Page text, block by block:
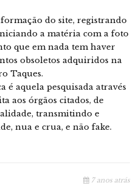
do site, registrando
a matéria com a foto
que em nada tem haver
obsoletos adquiridos na
Taques.
é aquela pesquisada através
aos órgãos citados, de
transmitindo e
nua e crua, e não fake.
7 anos atrás